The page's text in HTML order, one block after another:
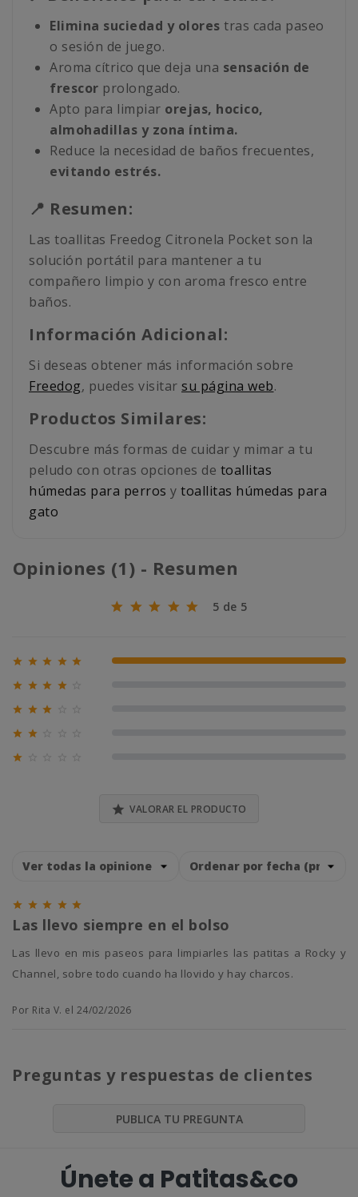
Elimina suciedad y olores tras cada paseo
o sesión de juego.
Aroma cítrico que deja una sensación de
frescor prolongado.
Apto para limpiar orejas, hocico,
almohadillas y zona íntima.
Reduce la necesidad de baños frecuentes,
evitando estrés.
📍 Resumen:
Las toallitas Freedog Citronela Pocket son la
solución portátil para mantener a tu
compañero limpio y con aroma fresco entre
baños.
Información Adicional:
Si deseas obtener más información sobre
Freedog, puedes visitar su página web.
Productos Similares:
Descubre más formas de cuidar y mimar a tu
peludo con otras opciones de toallitas
húmedas para perros y toallitas húmedas para
gato
Opiniones (1) - Resumen
5 de 5
     100% (1)
   
  
 

 VALORAR EL PRODUCTO
    
Las llevo siempre en el bolso
Las llevo en mis paseos para limpiarles las patitas a Rocky y
Channel, sobre todo cuando ha llovido y hay charcos.
Por Rita V. el 24/02/2026
Preguntas y respuestas de clientes
PUBLICA TU PREGUNTA
Únete a Patitas&co